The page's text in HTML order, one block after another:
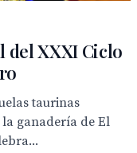
del XXXI Ciclo
taurinas
ganadería de El